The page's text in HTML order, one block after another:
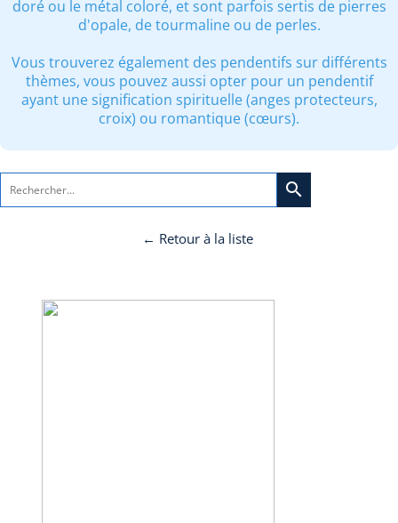
doré ou le métal coloré, et sont parfois sertis de pierres
d'opale, de tourmaline ou de perles.
Vous trouverez également des pendentifs sur différents
thèmes, vous pouvez aussi opter pour un pendentif
ayant une signification spirituelle (anges protecteurs,
croix) ou romantique (cœurs).
search
← Retour à la liste